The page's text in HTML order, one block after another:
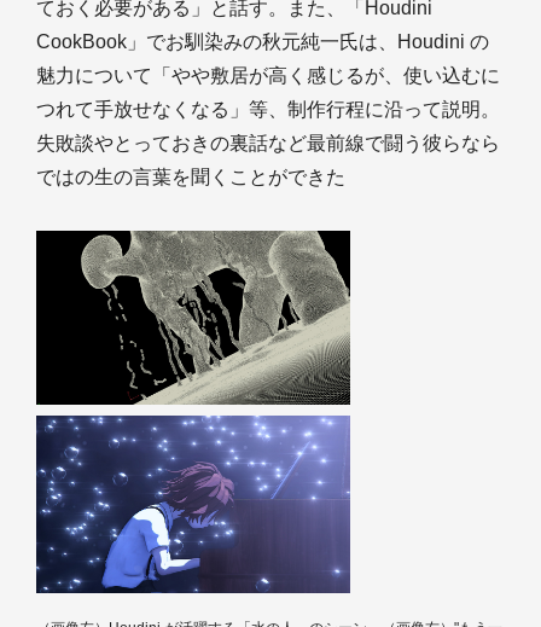
ておく必要がある」と話す。また、「Houdini
CookBook」でお馴染みの秋元純一氏は、Houdini の
魅力について「やや敷居が高く感じるが、使い込むに
つれて手放せなくなる」等、制作行程に沿って説明。
失敗談やとっておきの裏話など最前線で闘う彼らなら
ではの生の言葉を聞くことができた